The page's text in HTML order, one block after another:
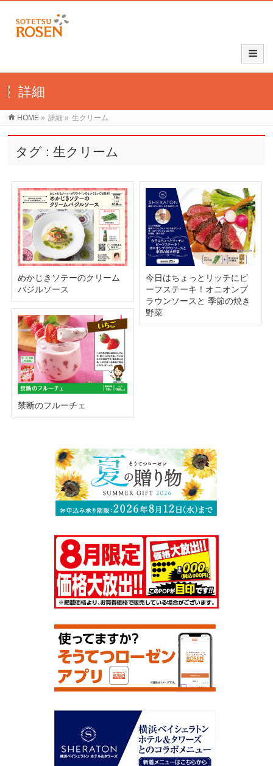
詳細
HOME » 詳細 » 生クリーム
タグ : 生クリーム
めかじきソテーのクリーム
バジルソース
今日はちょっとリッチにビ
ーフステーキ！オニオンブ
ラウンソースと 季節の焼き
野菜
禁断のフルーチェ